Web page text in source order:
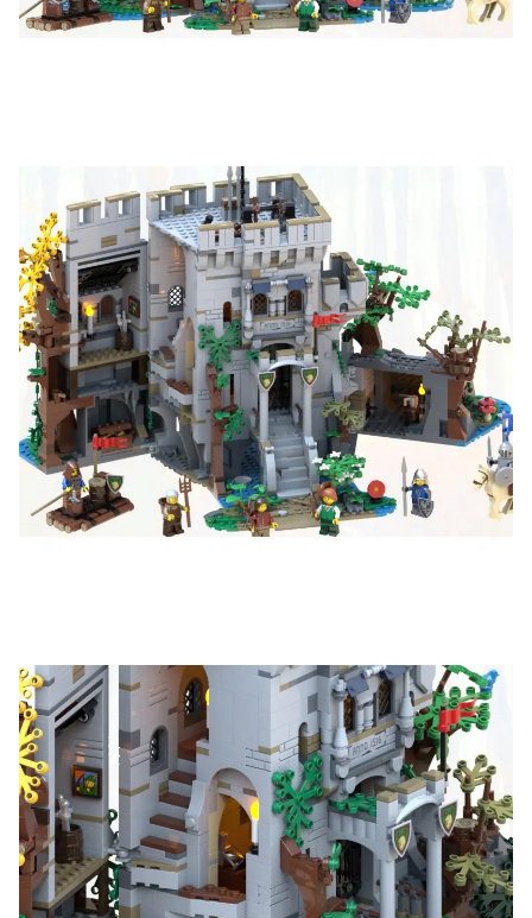
...уже сейчас